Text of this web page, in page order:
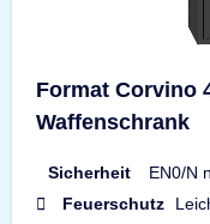
Format Corvino
Waffenschrank
Sicherheit
EN0/N
Feuerschutz